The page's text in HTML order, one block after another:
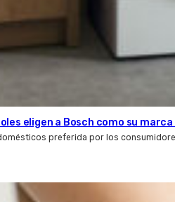
eligen a Bosch como su
preferida por los